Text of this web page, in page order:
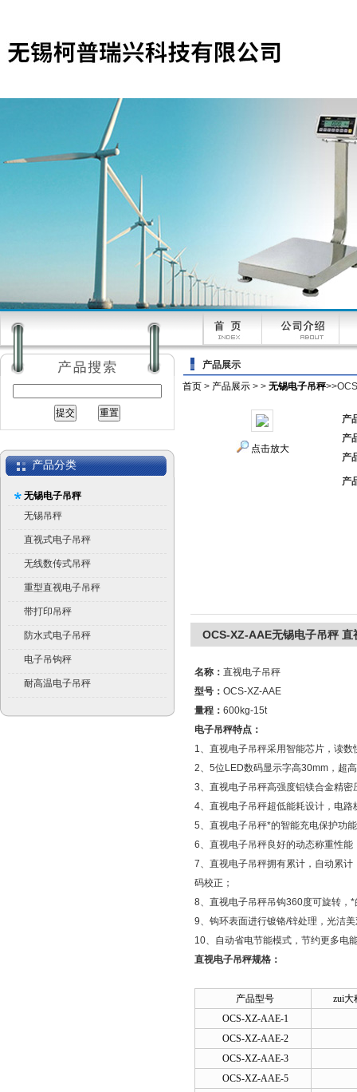
产品分类
无锡电子吊秤
无锡吊秤
直视式电子吊秤
无线数传式吊秤
重型直视电子吊秤
带打印吊秤
防水式电子吊秤
电子吊钩秤
耐高温电子吊秤
产品展示
首页 > 产品展示 > > 无锡电子吊秤
点击放大
产
产
产
产
OCS-XZ-AAE无锡电子吊秤 直
名称： 直视电子吊秤
型号： OCS-XZ-AAE
量程： 600kg-15t
电子吊秤特点：
1、直视电子吊秤采用智能芯片，读
2、5位LED数码显示字高30mm，超
3、直视电子吊秤高强度铝镁合金精密
4、直视电子吊秤超低能耗设计，电路
5、直视电子吊秤*的智能充电保护功
6、直视电子吊秤良好的动态称重性
7、直视电子吊秤拥有累计，自动累
码校正；
8、直视电子吊秤吊钩360度可旋转，
9、钩环表面进行镀铬/锌处理，光洁
10、自动省电节能模式，节约更多电
直视电子吊秤规格：
产品型号
zui大
OCS-XZ-AAE-1
OCS-XZ-AAE-2
OCS-XZ-AAE-3
OCS-XZ-AAE-5